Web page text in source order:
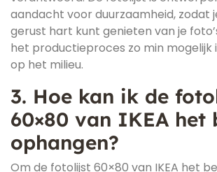
aandacht voor duurzaamheid, zodat
gerust hart kunt genieten van je
het productieproces zo min
op het milieu.
3. Hoe kan ik de
60×80 van IKEA het
ophangen?
Om de fotolijst 60×80 van IKEA het